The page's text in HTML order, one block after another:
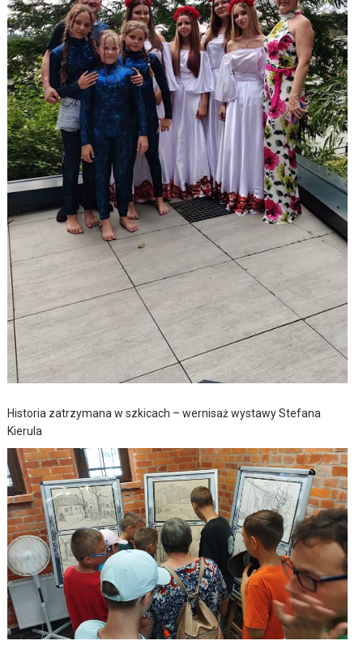
Historia zatrzymana w szkicach – wernisaż wystawy Stefana
Kierula